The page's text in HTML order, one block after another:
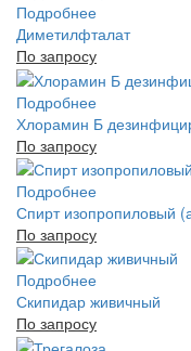
Подробнее
Диметилфталат
По запросу
Подробнее
Хлорамин Б
По запросу
Подробнее
Спирт изопропиловый
По запросу
Подробнее
Скипидар живичный
По запросу